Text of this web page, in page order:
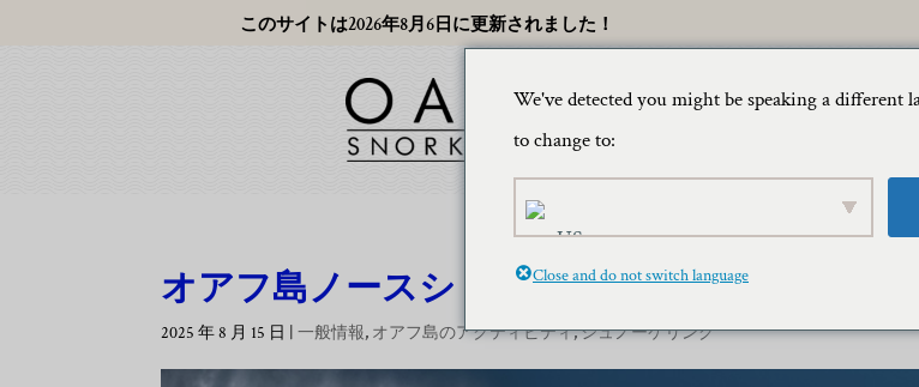
このサイトは2026年8月6日に更新されました！
オアフ島ノースショア：ハワイのゆったりと
2025 年 8 月 15 日 |一般情報, オアフ島のアクティビティ,シュノーケリング
We've detected you might be speaking a different
to change to:
Close and do not switch language